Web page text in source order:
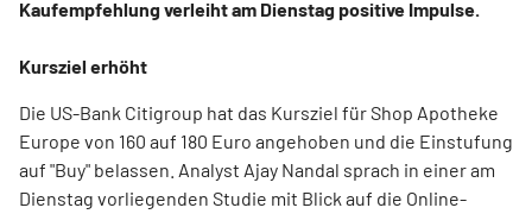
Kaufempfehlung verleiht am Dienstag positive Impulse.
Kursziel erhöht
Die US-Bank Citigroup hat das Kursziel für Shop Apotheke
Europe von 160 auf 180 Euro angehoben und die Einstufung
auf "Buy" belassen. Analyst Ajay Nandal sprach in einer am
Dienstag vorliegenden Studie mit Blick auf die Online-